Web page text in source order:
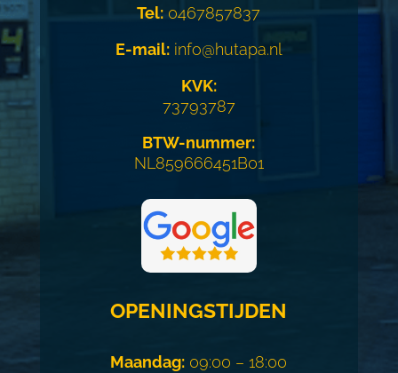
Tel: 0467857837
E-mail:info@hutapa.nl
KVK:
73793787
BTW-nummer:
NL859666451B01
OPENINGSTIJDEN
Maandag: 09:00 – 18:00